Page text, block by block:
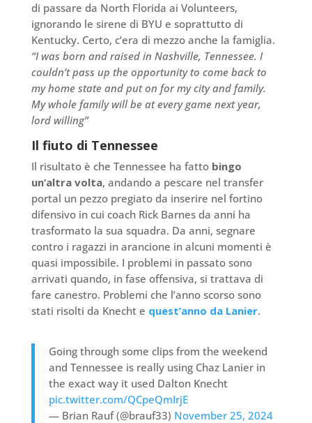
di passare da North Florida ai Volunteers,
ignorando le sirene di BYU e soprattutto di
Kentucky. Certo, c’era di mezzo anche la famiglia.
“I was born and raised in Nashville, Tennessee. I
couldn’t pass up the opportunity to come back to
my home state and put on for my city and family.
My whole family will be at every game next year,
lord willing”
Il fiuto di Tennessee
Il risultato è che Tennessee ha fatto bingo
un’altra volta, andando a pescare nel transfer
portal un pezzo pregiato da inserire nel fortino
difensivo in cui coach Rick Barnes da anni ha
trasformato la sua squadra. Da anni, segnare
contro i ragazzi in arancione in alcuni momenti è
quasi impossibile. I problemi in passato sono
arrivati quando, in fase offensiva, si trattava di
fare canestro. Problemi che l’anno scorso sono
stati risolti da Knecht e quest’anno da Lanier.
Going through some clips from the weekend
and Tennessee is really using Chaz Lanier in
the exact way it used Dalton Knecht
pic.twitter.com/QCpeQmIrjE
— Brian Rauf (@brauf33) November 25, 2024